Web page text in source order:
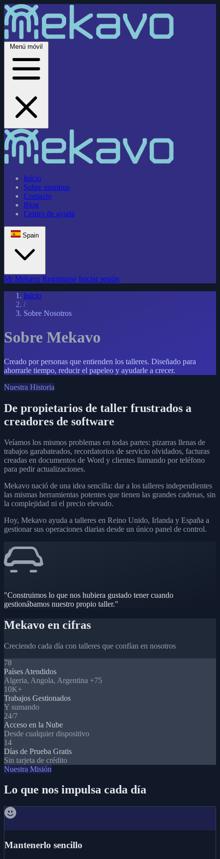
Menú móvil
Inicio
Sobre nosotros
Contacto
Blog
Centro de ayuda
Spain
Mi Mekavo Registrarse Iniciar sesión
Inicio
/
Sobre Nosotros
Sobre Mekavo
Creado por personas que entienden los talleres. Diseñado para
ahorrarle tiempo, reducir el papeleo y ayudarle a crecer.
Nuestra Historia
De propietarios de taller frustrados a
creadores de software
Veíamos los mismos problemas en todas partes: pizarras llenas de
trabajos garabateados, recordatorios de servicio olvidados, facturas
creadas en documentos de Word y clientes llamando por teléfono
para pedir actualizaciones.
Mekavo nació de una idea sencilla: dar a los talleres independientes
las mismas herramientas potentes que tienen las grandes cadenas, sin
la complejidad ni el precio elevado.
Hoy, Mekavo ayuda a talleres en Reino Unido, Irlanda y España a
gestionar sus operaciones diarias desde un único panel de control.
"Construimos lo que nos hubiera gustado tener cuando
gestionábamos nuestro propio taller."
Mekavo en cifras
Creciendo cada día con talleres que confían en nosotros
78
Países Atendidos
Algeria, Angola, Argentina +75
10K+
Trabajos Gestionados
Y sumando
24/7
Acceso en la Nube
Desde cualquier dispositivo
14
Días de Prueba Gratis
Sin tarjeta de crédito
Nuestra Misión
Lo que nos impulsa cada día
Mantenerlo sencillo